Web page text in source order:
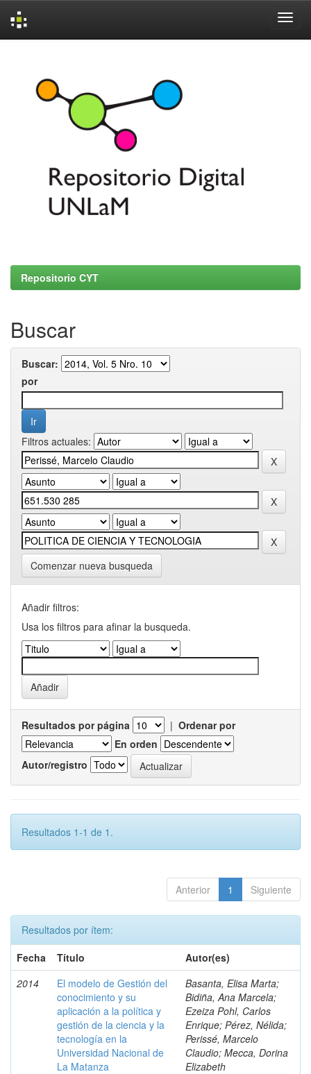
Repositorio CYT
Buscar
Buscar:
por
Filtros actuales:
Comenzar nueva busqueda
Añadir filtros:
Usa los filtros para afinar la busqueda.
Resultados por página | Ordenar por
En orden
Autor/registro
Resultados 1-1 de 1.
Anterior 1 Siguiente
Resultados por ítem:
Fecha
Título
Autor(es)
2014
El modelo de Gestión del
conocimiento y su
aplicación a la política y
gestión de la ciencia y la
tecnología en la
Universidad Nacional de
La Matanza
Basanta, Elisa Marta;
Bidiña, Ana Marcela;
Ezeiza Pohl, Carlos
Enrique; Pérez, Nélida;
Perissé, Marcelo
Claudio; Mecca, Dorina
Elizabeth